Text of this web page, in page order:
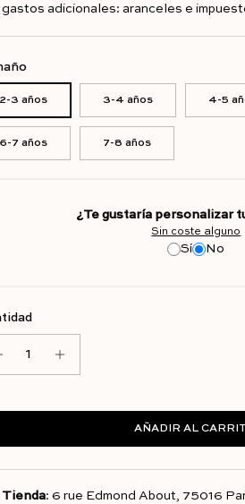
gastos adicionales: aranceles e
2-3 años 3-4 años 4-5
6-7 años 7-8 años
¿Te gustaría personalizar
Sin coste alguno
Sí No
AÑADIR AL
Tienda: 6 rue Edmond About, 75016